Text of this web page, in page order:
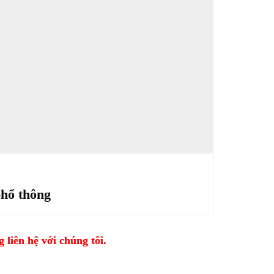
thông
liên hệ với chúng tôi.